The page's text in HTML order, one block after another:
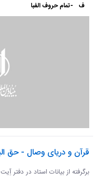
ف -تمام حروف الفبا
قرآن و دریای وصال - حق
برگرفته از بیانات استاد در دفتر آِیت